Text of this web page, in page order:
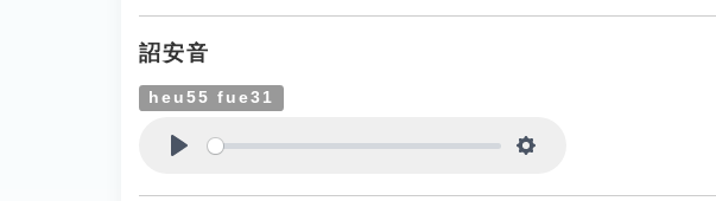
詔安音
heu55 fue31